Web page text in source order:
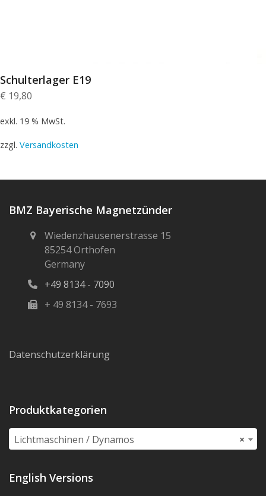
Schulterlager E19
€ 19,80
exkl. 19 % MwSt.
zzgl. Versandkosten
BMZ Bayerische Magnetzünder
Wiedenzhausenerstrasse 15
85254 Orthofen
Germany
+49 8134 - 7090
+ 49 8134 - 7693
Datenschutzerklärung
Produktkategorien
×
Lichtmaschinen / Dynamos
English Versions